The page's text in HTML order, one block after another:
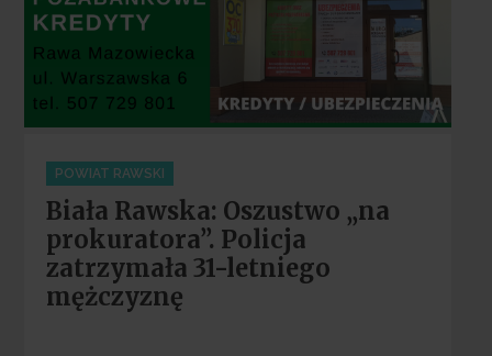
Categories
POWIAT RAWSKI
Biała Rawska: Oszustwo „na
prokuratora”. Policja
zatrzymała 31-letniego
mężczyznę